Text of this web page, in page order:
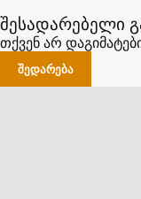
შესადარებელი
თქვენ არ
ᲨᲔᲓᲐᲠᲔᲑᲐ